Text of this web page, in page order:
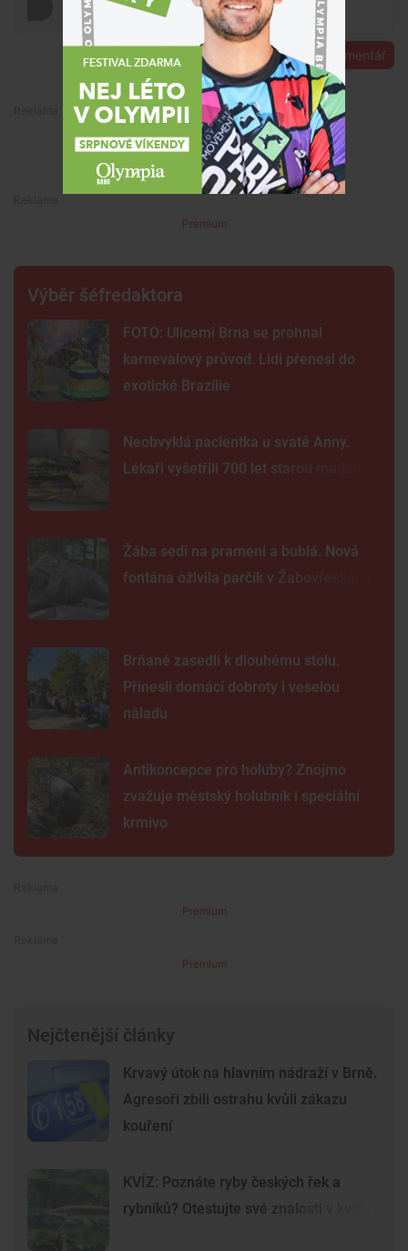
Přidat komentář
Premium
Premium
Výběr šéfredaktora
FOTO: Ulicemi Brna se prohnal
karnevalový průvod. Lidi přenesl do
exotické Brazílie
Neobvyklá pacientka u svaté Anny.
Lékaři vyšetřili 700 let starou madonu
Žába sedí na prameni a bublá. Nová
fontána oživila parčík v Žabovřeskách
Brňané zasedli k dlouhému stolu.
Přinesli domácí dobroty i veselou
náladu
Antikoncepce pro holuby? Znojmo
zvažuje městský holubník i speciální
krmivo
Premium
Premium
Nejčtenější články
Krvavý útok na hlavním nádraží v Brně.
Agresoři zbili ostrahu kvůli zákazu
kouření
KVÍZ: Poznáte ryby českých řek a
rybníků? Otestujte své znalosti v kvízu